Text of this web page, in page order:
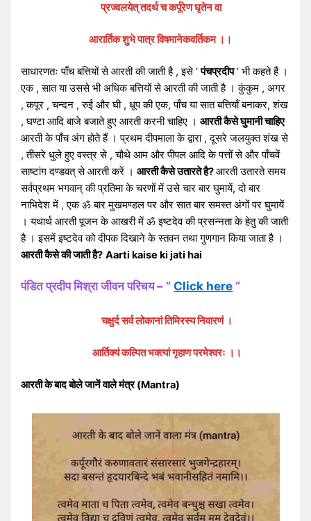
प्रज्वलयेत् तदर्थ च कर्पूरेण घृतेन वा
आरार्तिक शुभे पात्र विषमानेकवर्तिकम ।।
साधारणतः पाँच बत्तियों से आरती की जाती है , इसे ‘पंचप्रदीप‘ भी कहते हैं ।
एक , सात या उससे भी अधिक बत्तियों से आरती की जाती है । कुंकुम , अगर
, कपूर , चन्दन , रुई और घी , धूप की एक, पाँच या सात बत्तियाँ बनाकर, शंख
, घण्टा आदि बाजे बजाते हुए आरती करनी चाहिए ।आरती कैसे घुमानी चाहिए
आरती के पाँच अंग होते हैं । प्रथम दीपमाला के द्वारा , दूसरे जलयुक्त शंख से
, तीसरे धुले हुए वस्त्र से , चौथे आम और पीपल आदि के पत्तों से और पाँचवें
साष्टांग दण्डवत् से आरती करें ।आरती कैसे उतारते है?आरती उतारते समय
सर्वप्रथम भगवान् की प्रतिमा के चरणों में उसे चार बार घुमायें, दो बार
नाभिदेश में , एक ॐ बार मुखमण्डल पर और सात बार समस्त अंगों पर घुमायें
। यथार्थ आरती पूजन के आखरी में ॐ इष्टदेव की प्रसन्नता के हेतु की जाती
है । इसमें इष्टदेव को दीपक दिखाने के स्तवन तथा गुणगान किया जाता है ।
आरती कैसे की जाती है? Aarti kaise ki jati hai
पंडित प्रदीप मिश्रा जीवन परिचय– ” Click here “
चक्षुर्द सर्व लोकानां तिमिरस्य निवारणं ।
आर्तिक्यं कल्पित भक्त्यां गृहाण परमेश्वरः ।।
आरती के बाद बोले जानें वाले मंत्र (Mantra)